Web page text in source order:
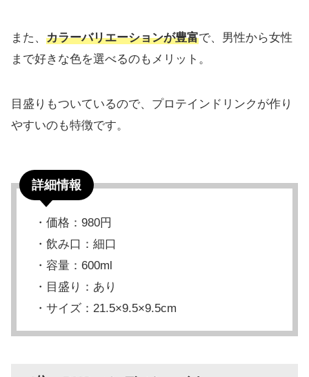
また、 カラーバリエーションが豊富で、男性から女性
まで好きな色を選べるのもメリット。
目盛りもついているので、プロテインドリンクが作り
やすいのも特徴です。
詳細情報
・価格：980円
・飲み口：細口
・容量：600ml
・目盛り：あり
・サイズ：21.5×9.5×9.5cm